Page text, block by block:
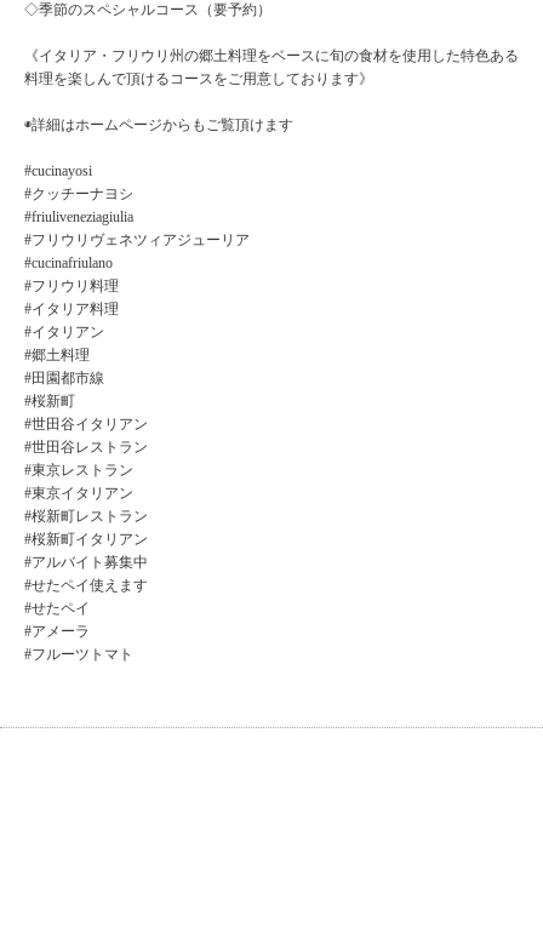
◇季節のスペシャルコース（要予約）
《イタリア・フリウリ州の郷土料理をベースに旬の食材を使用した特色ある
料理を楽しんで頂けるコースをご用意しております》
◉詳細はホームページからもご覧頂けます
#cucinayosi
#クッチーナヨシ
#friuliveneziagiulia
#フリウリヴェネツィアジューリア
#cucinafriulano
#フリウリ料理
#イタリア料理
#イタリアン
#郷土料理
#田園都市線
#桜新町
#世田谷イタリアン
#世田谷レストラン
#東京レストラン
#東京イタリアン
#桜新町レストラン
#桜新町イタリアン
#アルバイト募集中
#せたペイ使えます
#せたペイ
#アメーラ
#フルーツトマト